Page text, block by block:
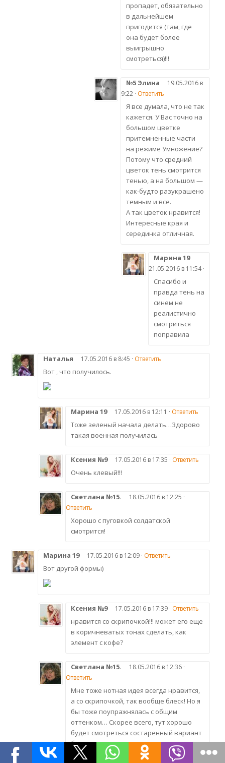
пропадет, обязательно
в дальнейшем
пригодится (там, где
она будет более
выигрышно
смотреться)!!!
№5 Элина
19.05.2016 в
9:22 · Ответить
Я все думала, что не так
кажется. У Вас точно на
большом цветке
притемненные части
на режиме Умножение?
Потому что средний
цветок тень смотрится
тенью, а на большом —
как-будто разукрашено
темным и все.
А так цветок нравится!
Интересные края и
серединка отличная.
Марина 19
21.05.2016 в 11:54 ·
Спасибо и
правда тень на
синем не
реалистично
смотриться
поправила
Наталья 17.05.2016 в 8:45 · Ответить
Вот , что получилось.
Марина 19 17.05.2016 в 12:11 · Ответить
Тоже зеленый начала делать…Здорово
такая военная получилась
Ксения №9 17.05.2016 в 17:35 · Ответить
Очень клевый!!!
Светлана №15.
18.05.2016 в 12:25 ·
Ответить
Хорошо с пуговкой солдатской
смотрится!
Марина 19 17.05.2016 в 12:09 · Ответить
Вот другой формы)
Ксения №9 17.05.2016 в 17:39 · Ответить
нравится со скрипочкой!!! может его еще
в коричневатых тонах сделать, как
элемент с кофе?
Светлана №15.
18.05.2016 в 12:36 ·
Ответить
Мне тоже нотная идея всегда нравится,
а со скрипочкой, так вообще блеск! Но я
бы тоже поупражнялась с общим
оттенком… Скорее всего, тут хорошо
будет смотреться состаренный вариант
бумаги в наших теплых желто-
коричневых оттенках.